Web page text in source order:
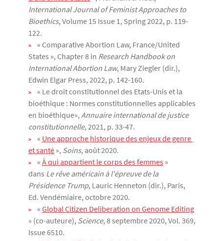
International Journal of Feminist Approaches to
Bioethics, Volume 15 Issue 1, Spring 2022, p. 119-
122.
« Comparative Abortion Law, France/United
States », Chapter 8 in Research Handbook on
International Abortion Law, Mary Ziegler (dir.),
Edwin Elgar Press, 2022, p. 142-160.
« Le droit constitutionnel des Etats-Unis et la
bioéthique : Normes constitutionnelles applicables
en bioéthique», Annuaire international de justice
constitutionnelle, 2021, p. 33-47.
« Une approche historique des enjeux de genre
et santé », Soins, août 2020.
« À qui appartient le corps des femmes »
dans Le rêve américain à l'épreuve de la
Présidence Trump, Lauric Henneton (dir.), Paris,
Ed. Vendémiaire, octobre 2020.
« Global Citizen Deliberation on Genome Editing
» (co-auteure), Science, 8 septembre 2020, Vol. 369,
Issue 6510.